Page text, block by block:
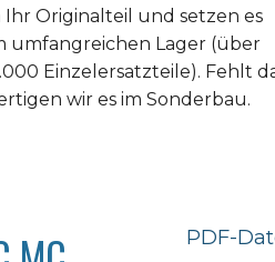
Ihr Originalteil und setzen es
umfangreichen Lager (über
Einzelersatzteile). Fehlt
wir es im Sonderbau.
PDF-